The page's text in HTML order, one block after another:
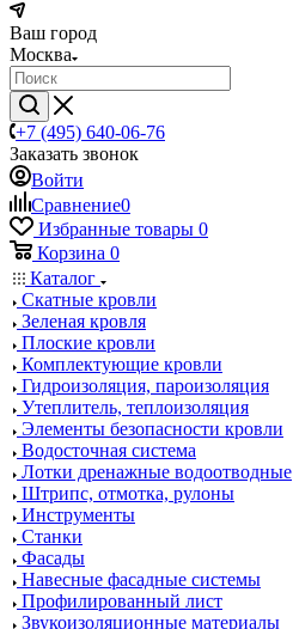
Ваш город
Москва
+7 (495) 640-06-76
Заказать звонок
Войти
Сравнение0
Избранные товары 0
Корзина 0
Каталог
Скатные кровли
Зеленая кровля
Плоские кровли
Комплектующие кровли
Гидроизоляция, пароизоляция
Утеплитель, теплоизоляция
Элементы безопасности кровли
Водосточная система
Лотки дренажные водоотводные
Штрипс, отмотка, рулоны
Инструменты
Станки
Фасады
Навесные фасадные системы
Профилированный лист
Звукоизоляционные материалы